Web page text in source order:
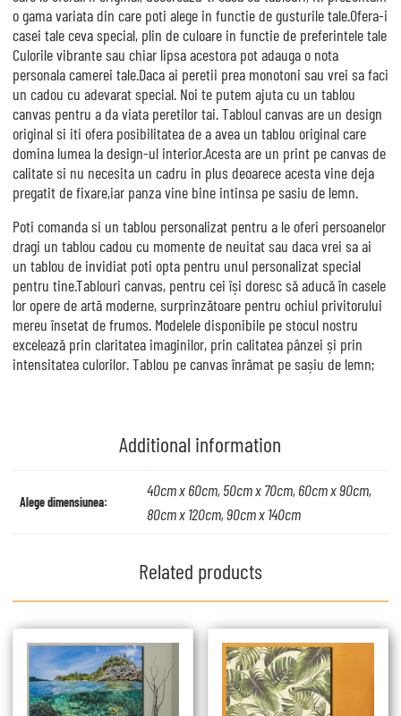
o gama variata din care poti alege in functie de gusturile tale.Ofera-i
casei tale ceva special, plin de culoare in functie de preferintele tale
Culorile vibrante sau chiar lipsa acestora pot adauga o nota
personala camerei tale.Daca ai peretii prea monotoni sau vrei sa faci
un cadou cu adevarat special. Noi te putem ajuta cu un tablou
canvas pentru a da viata peretilor tai. Tabloul canvas are un design
original si iti ofera posibilitatea de a avea un tablou original care
domina lumea la design-ul interior.Acesta are un print pe canvas de
calitate si nu necesita un cadru in plus deoarece acesta vine deja
pregatit de fixare,iar panza vine bine intinsa pe sasiu de lemn.
Poti comanda si un tablou personalizat pentru a le oferi persoanelor
dragi un tablou cadou cu momente de neuitat sau daca vrei sa ai
un tablou de invidiat poti opta pentru unul personalizat special
pentru tine.Tablouri canvas, pentru cei își doresc să aducă în casele
lor opere de artă moderne, surprinzătoare pentru ochiul privitorului
mereu însetat de frumos. Modelele disponibile pe stocul nostru
excelează prin claritatea imaginilor, prin calitatea pânzei și prin
intensitatea culorilor. Tablou pe canvas înrămat pe sașiu de lemn;
Additional information
Alege dimensiunea:
40cm x 60cm, 50cm x 70cm, 60cm x 90cm,
80cm x 120cm, 90cm x 140cm
Related products